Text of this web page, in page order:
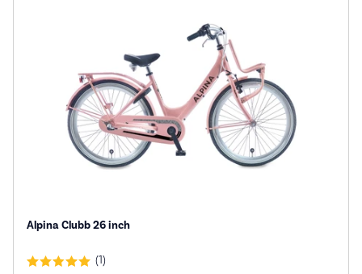
Alpina Clubb 26 inch
(1)